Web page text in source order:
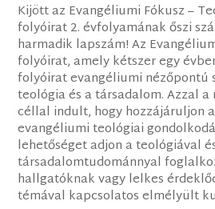
Kijött az Evangéliumi Fókusz –
folyóirat 2. évfolyamának őszi
harmadik lapszám! Az
folyóirat, amely kétszer egy
folyóirat evangéliumi nézőpontú
teológia és a társadalom. Azzal a
céllal indult, hogy hozzájáruljon
evangéliumi teológiai
lehetőséget adjon a teológiával
társadalomtudománnyal
hallgatóknak vagy lelkes
témával kapcsolatos elmélyült